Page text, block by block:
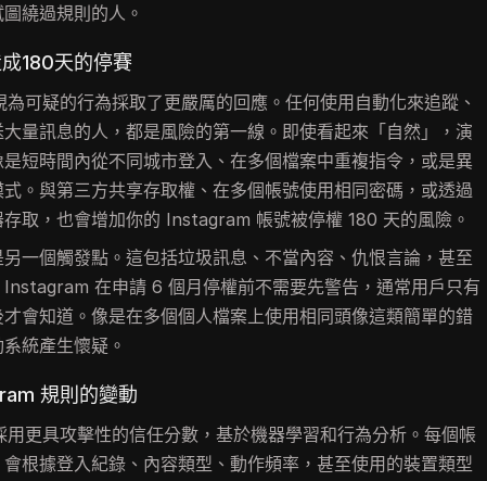
繞過規則的人。
180天的停賽
可疑的行為採取了更嚴厲的回應。任何使用自動化來追蹤、
量訊息的人，都是風險的第一線。即使看起來「自然」，演
短時間內從不同城市登入、在多個檔案中重複指令，或是異
。與第三方共享存取權、在多個帳號使用相同密碼，或透過
取，也會增加你的 Instagram 帳號被停權 180 天的風險。
一個觸發點。這包括垃圾訊息、不當內容、仇恨言論，甚至
Instagram 在申請 6 個月停權前不需要先警告，通常用戶只有
會知道。像是在多個個人檔案上使用相同頭像這類簡單的錯
統產生懷疑。
規則的變動
更具攻擊性的信任分數，基於機器學習和行為分析。每個帳
根據登入紀錄、內容類型、動作頻率，甚至使用的裝置類型